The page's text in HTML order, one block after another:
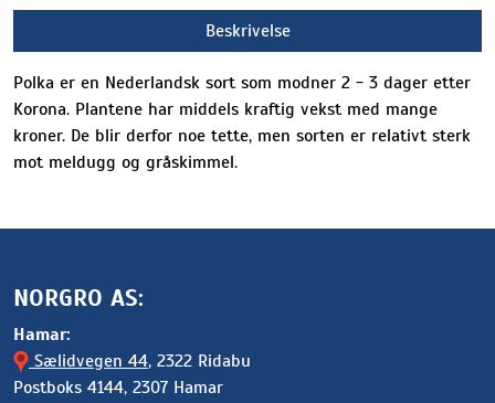
Beskrivelse
Polka er en Nederlandsk sort som modner 2 - 3 dager etter
Korona. Plantene har middels kraftig vekst med mange
kroner. De blir derfor noe tette, men sorten er relativt sterk
mot meldugg og gråskimmel.
NORGRO AS:
Hamar:
Sælidvegen 44, 2322 Ridabu
Postboks 4144, 2307 Hamar